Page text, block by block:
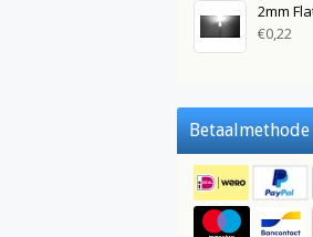
€0,22
Betaalmethode